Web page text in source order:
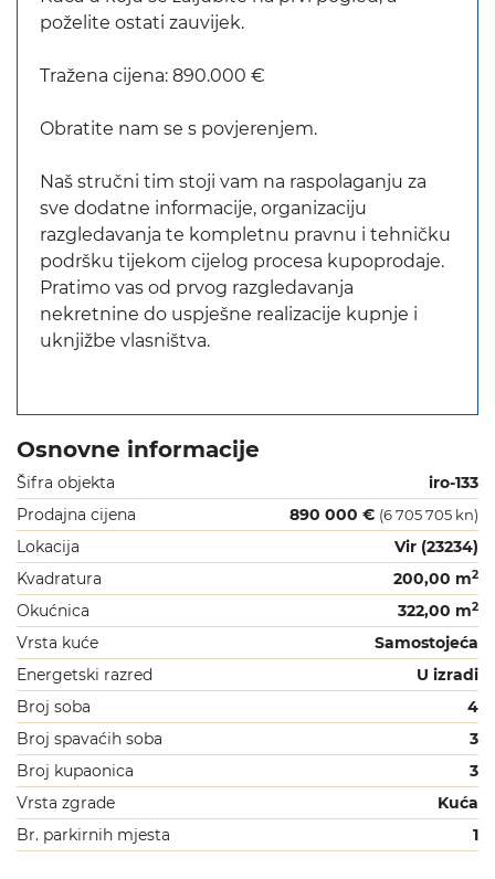
poželite ostati zauvijek.
Tražena cijena: 890.000 €
Obratite nam se s povjerenjem.
Naš stručni tim stoji vam na raspolaganju za
sve dodatne informacije, organizaciju
razgledavanja te kompletnu pravnu i tehničku
podršku tijekom cijelog procesa kupoprodaje.
Pratimo vas od prvog razgledavanja
nekretnine do uspješne realizacije kupnje i
uknjižbe vlasništva.
Osnovne informacije
Šifra objekta
iro-133
Prodajna cijena
890 000 € (6 705 705 kn)
Lokacija
Vir (23234)
Kvadratura
200,00 m2
Okućnica 322,00 m2
Vrsta kuće
Samostojeća
Energetski razred
U izradi
Broj soba
4
Broj spavaćih soba
3
Broj kupaonica
3
Vrsta zgrade
Kuća
Br. parkirnih mjesta
1